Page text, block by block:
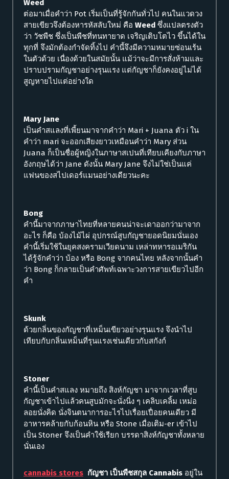
Weed
ต่อมาเมื่อคำว่า Pot เริ่มเป็นที่รู้จักกันทั่วไป คนในแวดวง
สายเขียวจึงต้องหารหัสลับใหม่ คือ Weed ซึ่งแปลตรงตัว
ว่า วัชพืช ซึ่งเป็นพืชที่ทนทายาด เจริญเติบโตไว ขึ้นได้ใน
ทุกที่ จึงมักต้องกำจัดทิ้งไป คำนี้จึงมีความหมายซ่อนเร้น
ในตัวด้วย เนื่องด้วยในสมัยนั้น แม้ว่าจะมีการสั่งห้ามและ
ปราบปรามกัญชาอย่างรุนแรง แต่กัญชาก็ยังคงอยู่ไม่ได้
สูญหายไปแต่อย่างใด
Mary Jane
เป็นคำสแลงที่เพี้ยนมาจากคำว่า Mari + Juana ตัว i ใน
คำว่า mari จะออกเสียงยาวเหมือนคำว่า Mary ส่วน
Juana ก็เป็นชื่อผู้หญิงในภาษาสเปนที่เทียบเคียงกับภาษา
อังกฤษได้ว่า Jane ดังนั้น Mary Jane จึงไม่ใช่เป็นแค่
แฟนของสไปเดอร์แมนอย่างเดียวนะคะ
Bong
คำนี้มาจากภาษาไทยที่หลายคนน่าจะเดาออกว่ามาจาก
อะไร ก็คือ บ้องไม้ไผ่ อุปกรณ์สูบกัญชายอดนิยมนั่นเอง
คำนี้เริ่มใช้ในยุคสงครามเวียดนาม เหล่าทหารอเมริกัน
ได้รู้จักคำว่า บ้อง หรือ Bong จากคนไทย หลังจากนั้นคำ
ว่า Bong ก็กลายเป็นคำศัพท์เฉพาะวงการสายเขียวไปอีก
คำ
Skunk
ด้วยกลิ่นของกัญชาที่เหม็นเขียวอย่างรุนแรง จึงนำไป
เทียบกับกลิ่นเหม็นที่รุนแรงเช่นเดียวกับสกังก์
Stoner
คำนี้เป็นคำสแลง หมายถึง สิงห์กัญชา มาจากเวลาที่สูบ
กัญชาเข้าไปแล้วคนสูบมักจะนั่งนิ่ง ๆ เคลิบเคลิ้ม เหม่อ
ลอยนั่งคิด นั่งจินตนาการอะไรไปเรื่อยเปื่อยคนเดียว มี
อาหารคล้ายกับก้อนหิน หรือ Stone เมื่อเติม-er เข้าไป
เป็น Stoner จึงเป็นคำใช้เรียก บรรดาสิงห์กัญชาทั้งหลาย
นั่นเอง
cannabis stores กัญชา เป็นพืชสกุล Cannabis อยู่ใน